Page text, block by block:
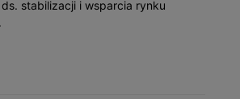
stabilizacji i wsparcia rynku